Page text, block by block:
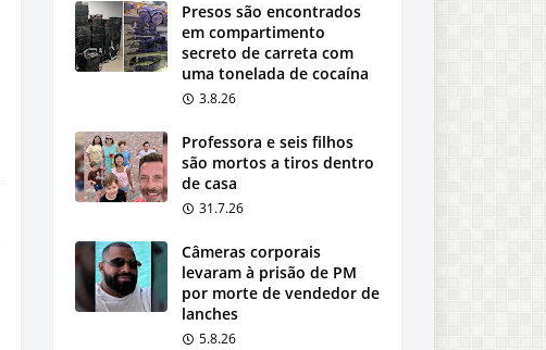
Presos são encontrados
em compartimento
secreto de carreta com
uma tonelada de cocaína
3.8.26
Professora e seis filhos
são mortos a tiros dentro
de casa
31.7.26
Câmeras corporais
levaram à prisão de PM
por morte de vendedor de
lanches
5.8.26